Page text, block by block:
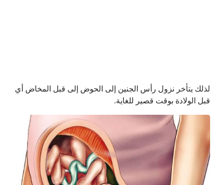
لذلك يتأخر نزول رأس الجنين إلى الحوض إلى قبل المخاض أي
قبل الولادة بوقت قصير للغاية.